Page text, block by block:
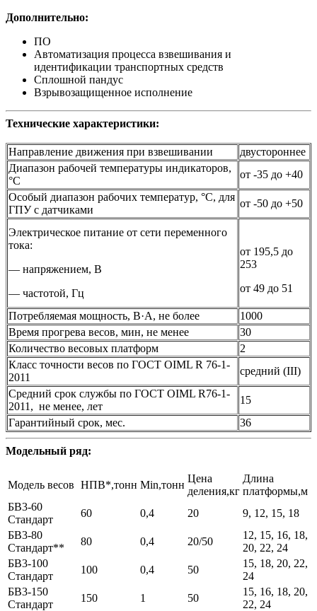
Дополнительно:
ПО
Автоматизация процесса взвешивания и
идентификации транспортных средств
Сплошной пандус
Взрывозащищенное исполнение
Технические характеристики:
Направление движения при взвешивании
двустороннее
Диапазон рабочей температуры индикаторов,
°С
от -35 до +40
Особый диапазон рабочих температур, °С, для
ГПУ с датчиками
от -50 до +50
Электрическое питание от сети переменного
тока:
— напряжением, В
— частотой, Гц
от 195,5 до
253
от 49 до 51
Потребляемая мощность, В·A, не более
1000
Время прогрева весов, мин, не менее
30
Количество весовых платформ
2
Класс точности весов по ГОСТ OIML R 76-1-
2011
средний (III)
Средний срок службы по ГОСТ OIML R76-1-
2011, не менее, лет
15
Гарантийный срок, мес.
36
Модельный ряд:
Модель весов НПВ*,тонн Min,тонн
Цена
деления,кг
Длина
платформы,м
БВ3-60
Стандарт
60 0,4 20
9, 12, 15, 18
БВ3-80
Стандарт**
80 0,4 20/50
12, 15, 16, 18,
20, 22, 24
БВ3-100
Стандарт
100 0,4 50
15, 18, 20, 22,
24
БВ3-150
Стандарт
150 1 50
15, 16, 18, 20,
22, 24